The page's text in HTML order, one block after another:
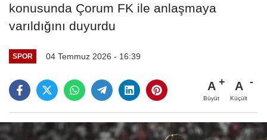
konusunda Çorum FK ile anlaşmaya
varıldığını duyurdu
SPOR 04 Temmuz 2026 - 16:39
A
Büyüt
A
Küçült